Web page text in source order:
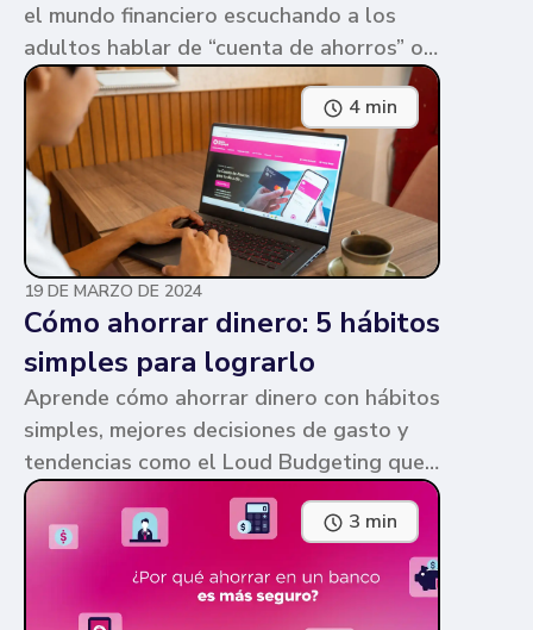
el mundo financiero escuchando a los
adultos hablar de “cuenta de ahorros” o
“cuenta corriente”. Ambas cuentas
parecen similares y puede ser confuso,
pero te contamos en qué consiste cada
una y sus diferencias.
4 min
19 DE MARZO DE 2024
Cómo ahorrar dinero: 5 hábitos
simples para lograrlo
Aprende cómo ahorrar dinero con hábitos
simples, mejores decisiones de gasto y
tendencias como el Loud Budgeting que
pueden ayudarte a cumplir tus metas.
3 min